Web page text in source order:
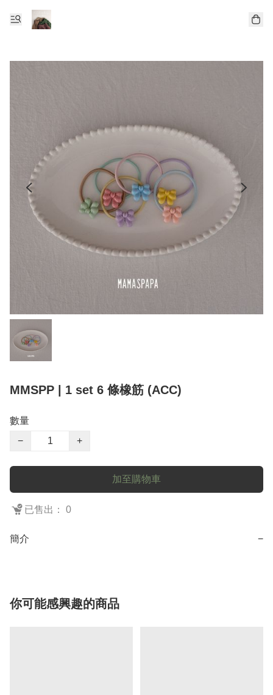
MMSPP | 1 set 6 條橡筋 (ACC)
數量
−
+
加至購物車
已售出： 0
簡介 −
你可能感興趣的商品